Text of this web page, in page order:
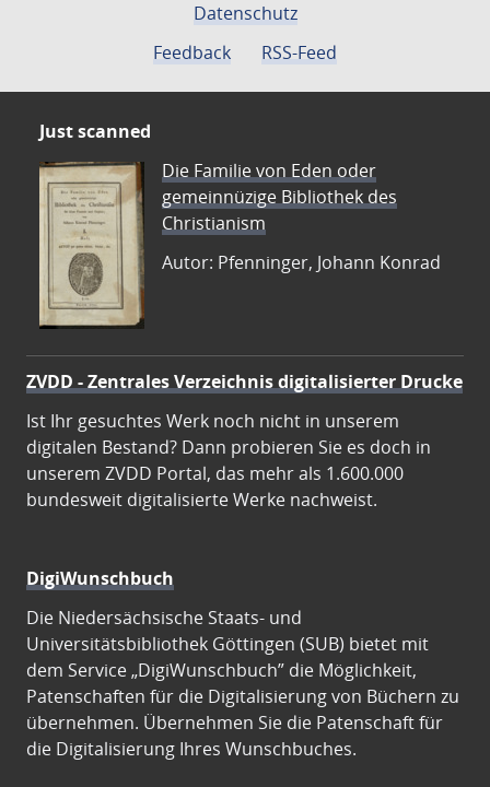
Datenschutz
Feedback
RSS-Feed
Just scanned
Die Familie von Eden oder
gemeinnüzige Bibliothek des
Christianism
Autor: Pfenninger, Johann Konrad
ZVDD - Zentrales Verzeichnis digitalisierter Drucke
Ist Ihr gesuchtes Werk noch nicht in unserem
digitalen Bestand? Dann probieren Sie es doch in
unserem ZVDD Portal, das mehr als 1.600.000
bundesweit digitalisierte Werke nachweist.
DigiWunschbuch
Die Niedersächsische Staats- und
Universitätsbibliothek Göttingen (SUB) bietet mit
dem Service „DigiWunschbuch” die Möglichkeit,
Patenschaften für die Digitalisierung von Büchern zu
übernehmen. Übernehmen Sie die Patenschaft für
die Digitalisierung Ihres Wunschbuches.